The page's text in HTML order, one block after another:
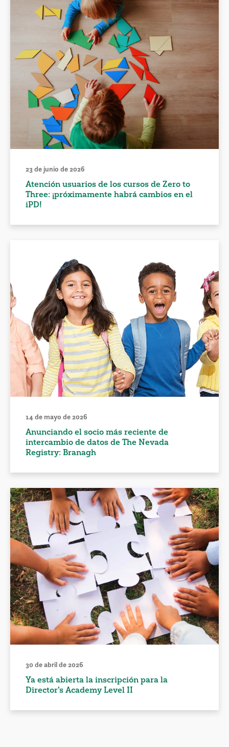
23 de junio de 2026
Atención usuarios de los cursos de Zero to
Three: ¡próximamente habrá cambios en el
iPD!
14 de mayo de 2026
Anunciando el socio más reciente de
intercambio de datos de The Nevada
Registry: Branagh
30 de abril de 2026
Ya está abierta la inscripción para la
Director's Academy Level II